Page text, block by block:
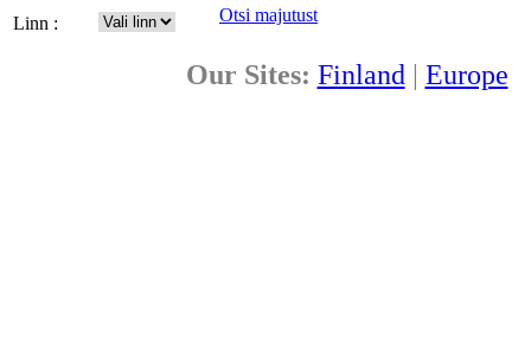
Linn : Otsi majutust
Our Sites: Finland | Europe